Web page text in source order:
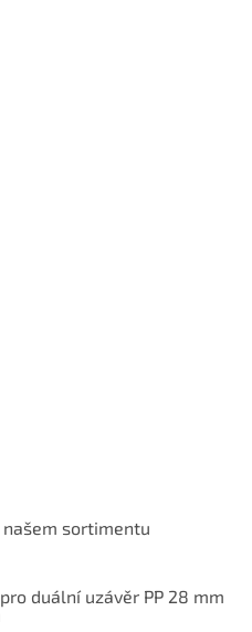
našem sortimentu
duální uzávěr PP 28 mm